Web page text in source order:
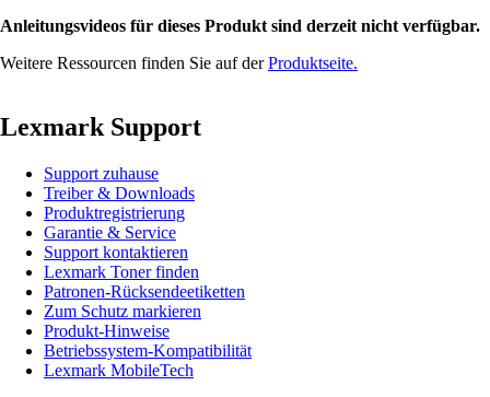
Anleitungsvideos für dieses Produkt sind derzeit nicht verfügbar.
Weitere Ressourcen finden Sie auf derProduktseite.
Lexmark Support
Support zuhause
Treiber & Downloads
Produktregistrierung
Garantie & Service
Support kontaktieren
Lexmark Toner finden
Patronen-Rücksendeetiketten
Zum Schutz markieren
Produkt-Hinweise
Betriebssystem-Kompatibilität
Lexmark MobileTech